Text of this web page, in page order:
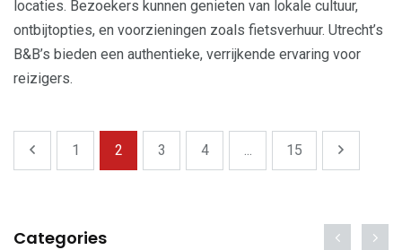
locaties. Bezoekers kunnen genieten van lokale cultuur,
ontbijtopties, en voorzieningen zoals fietsverhuur. Utrecht’s
B&B’s bieden een authentieke, verrijkende ervaring voor
reizigers.
1 2 3 4 ... 15
Categories